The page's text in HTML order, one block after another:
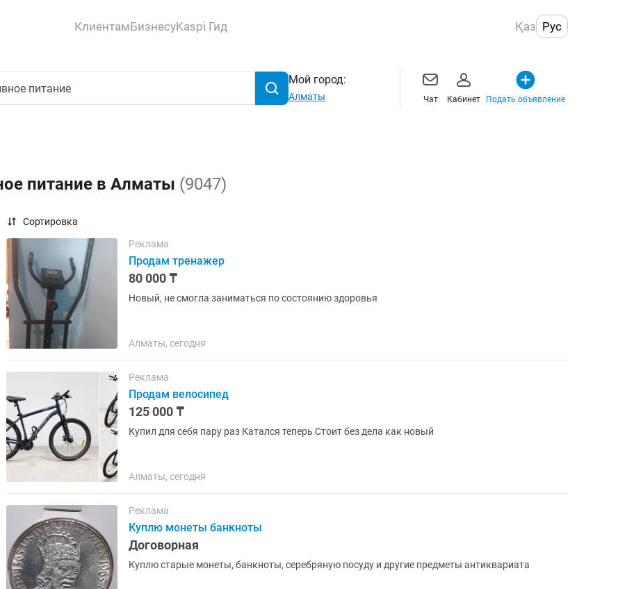
КлиентамБизнесуKaspi Гид Қаз Рус
Мой город:
Алматы Чат Кабинет Подать объявление
питание в Алматы (9047)
Сортировка
Реклама
Продам тренажер
80 000 ₸
Новый, не смогла заниматься по состоянию здоровья
Алматы, сегодня
Реклама
Продам велосипед
125 000 ₸
Купил для себя пару раз Катался теперь Стоит без дела как новый
Алматы, сегодня
Реклама
Куплю монеты банкноты
Договорная
Куплю старые монеты, банкноты, серебряную посуду и другие предметы антиквариата